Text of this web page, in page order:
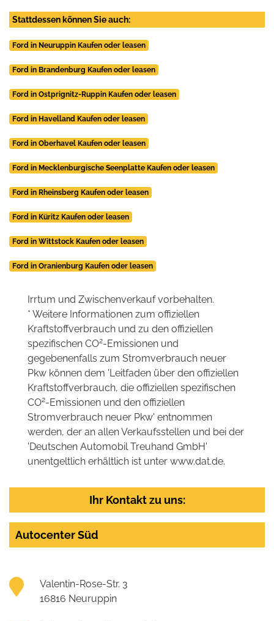
Stattdessen können Sie auch:
Ford in Neuruppin Kaufen oder leasen
Ford in Brandenburg Kaufen oder leasen
Ford in Ostprignitz-Ruppin Kaufen oder leasen
Ford in Havelland Kaufen oder leasen
Ford in Oberhavel Kaufen oder leasen
Ford in Mecklenburgische Seenplatte Kaufen oder leasen
Ford in Rheinsberg Kaufen oder leasen
Ford in Küritz Kaufen oder leasen
Ford in Wittstock Kaufen oder leasen
Ford in Oranienburg Kaufen oder leasen
Irrtum und Zwischenverkauf vorbehalten.
* Weitere Informationen zum offiziellen
Kraftstoffverbrauch und zu den offiziellen
spezifischen CO2-Emissionen und
gegebenenfalls zum Stromverbrauch neuer
Pkw können dem 'Leitfaden über den offiziellen
Kraftstoffverbrauch, die offiziellen spezifischen
CO2-Emissionen und den offiziellen
Stromverbrauch neuer Pkw' entnommen
werden, der an allen Verkaufsstellen und bei der
'Deutschen Automobil Treuhand GmbH'
unentgeltlich erhältlich ist unter www.dat.de.
Ihr Kontakt zu uns:
Autocenter Süd
Valentin-Rose-Str. 3
16816 Neuruppin